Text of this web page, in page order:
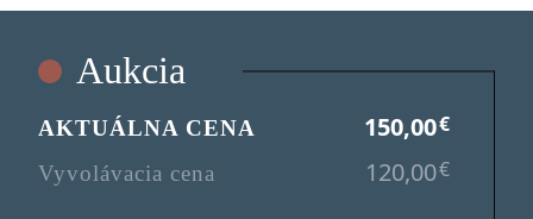
Aukcia
AKTUÁLNA CENA 150,00€
Vyvolávacia cena 120,00€